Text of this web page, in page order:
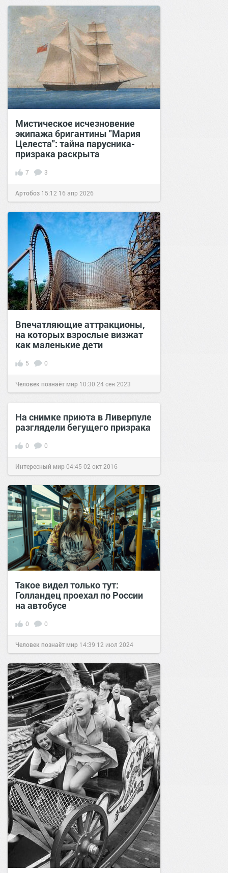
Мистическое исчезновение
экипажа бригантины "Мария
Целеста": тайна парусника-
призрака раскрыта
7 3
Артобоз 15:12 16 апр 2026
Впечатляющие аттракционы,
на которых взрослые визжат
как маленькие дети
5 0
Человек познаёт мир 10:30 24 сен 2023
На снимке приюта в Ливерпуле
разглядели бегущего призрака
0 0
Интересный мир04:45 02 окт 2016
Такое видел только тут:
Голландец проехал по России
на автобусе
0 0
Человек познаёт мир 14:39 12 июл 2024